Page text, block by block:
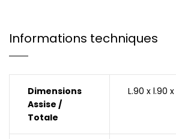
Informations techniques
Dimensions
Assise /
Totale
L.90 x l.90